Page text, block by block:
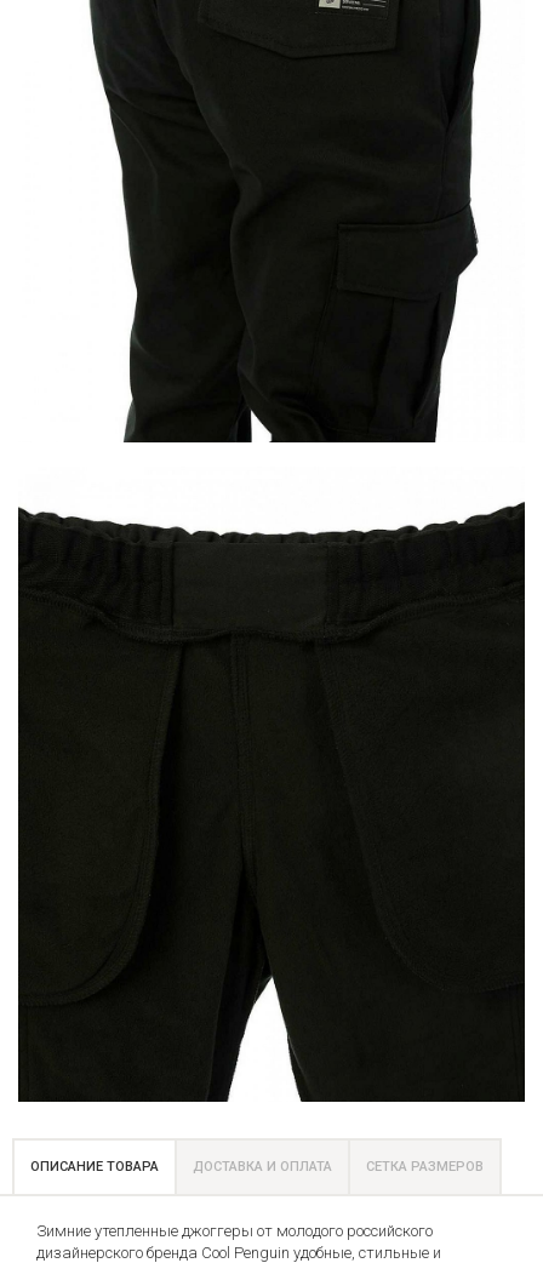
ОПИСАНИЕ ТОВАРА ДОСТАВКА И ОПЛАТА СЕТКА РАЗМЕРОВ
Зимние утепленные джоггеры от молодого российского
дизайнерского бренда Cool Penguin удобные, стильные и